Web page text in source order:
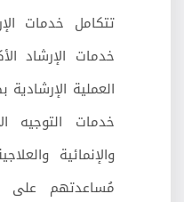
تتكامل خدمات
خدمات الإرشاد
العملية
خدمات التوجيه
والإنمائية
مُساعدتهم